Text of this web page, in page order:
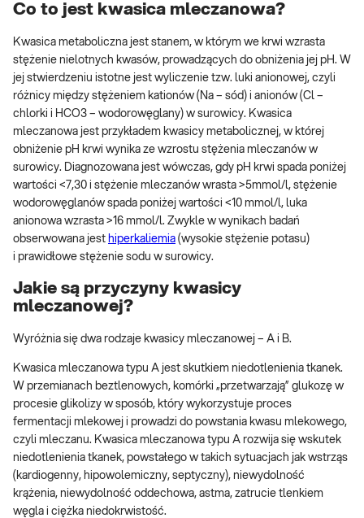
Co to jest kwasica mleczanowa?
Kwasica metaboliczna jest stanem, w którym we krwi wzrasta
stężenie nielotnych kwasów, prowadzących do obniżenia jej pH. W
jej stwierdzeniu istotne jest wyliczenie tzw. luki anionowej, czyli
różnicy między stężeniem kationów (Na – sód) i anionów (Cl –
chlorki i HCO3 – wodorowęglany) w surowicy. Kwasica
mleczanowa jest przykładem kwasicy metabolicznej, w której
obniżenie pH krwi wynika ze wzrostu stężenia mleczanów w
surowicy. Diagnozowana jest wówczas, gdy pH krwi spada poniżej
wartości <7,30 i stężenie mleczanów wrasta >5mmol/l, stężenie
wodorowęglanów spada poniżej wartości <10 mmol/l, luka
anionowa wzrasta >16 mmol/l. Zwykle w wynikach badań
obserwowana jest hiperkaliemia (wysokie stężenie potasu)
i prawidłowe stężenie sodu w surowicy.
Jakie są przyczyny kwasicy
mleczanowej?
Wyróżnia się dwa rodzaje kwasicy mleczanowej – A i B.
Kwasica mleczanowa typu A jest skutkiem niedotlenienia tkanek.
W przemianach beztlenowych, komórki „przetwarzają” glukozę w
procesie glikolizy w sposób, który wykorzystuje proces
fermentacji mlekowej i prowadzi do powstania kwasu mlekowego,
czyli mleczanu. Kwasica mleczanowa typu A rozwija się wskutek
niedotlenienia tkanek, powstałego w takich sytuacjach jak wstrząs
(kardiogenny, hipowolemiczny, septyczny), niewydolność
krążenia, niewydolność oddechowa, astma, zatrucie tlenkiem
węgla i ciężka niedokrwistość.